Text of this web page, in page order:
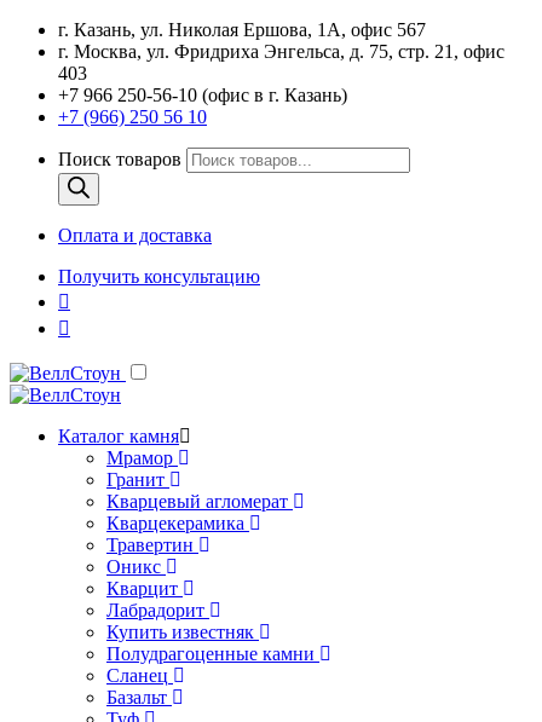
г. Казань, ул. Николая Ершова, 1А, офис 567
г. Москва, ул. Фридриха Энгельса, д. 75, стр. 21, офис
403
+7 966 250-56-10 (офис в г. Казань)
+7 (966) 250 56 10
Поиск товаров
Оплата и доставка
Получить консультацию
Каталог камня
Мрамор
Гранит
Кварцевый агломерат
Кварцекерамика
Травертин
Оникс
Кварцит
Лабрадорит
Купить известняк
Полудрагоценные камни
Сланец
Базальт